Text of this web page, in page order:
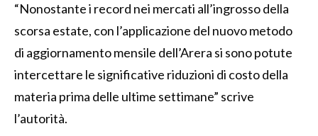
“Nonostante i record nei mercati all’ingrosso della
scorsa estate, con l’applicazione del nuovo metodo
di aggiornamento mensile dell’Arera si sono potute
intercettare le significative riduzioni di costo della
materia prima delle ultime settimane” scrive
l’autorità.